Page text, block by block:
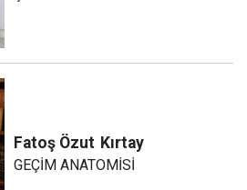
Fatoş Özut Kırtay
GEÇİM ANATOMİSİ